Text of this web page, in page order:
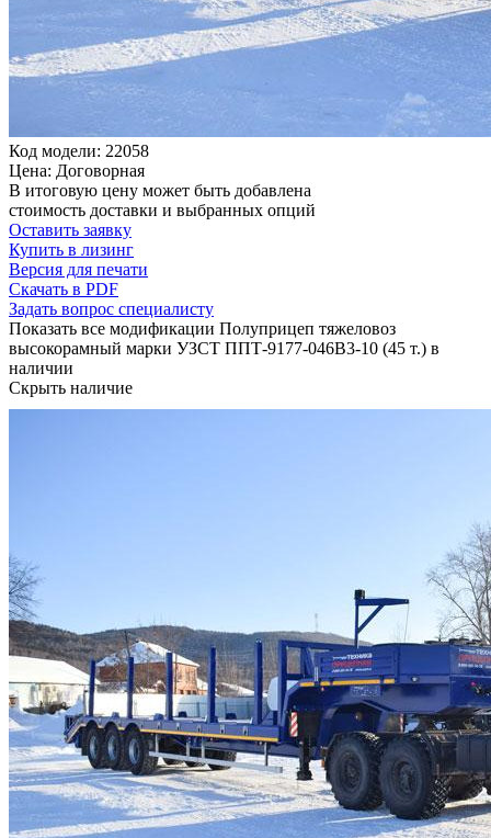
Код модели: 22058
Цена: Договорная
В итоговую цену может быть добавлена
стоимость доставки и выбранных опций
Оставить заявку
Купить в лизинг
Версия для печати
Скачать в PDF
Задать вопрос специалисту
Показать все модификации Полуприцеп тяжеловоз
высокорамный марки УЗСТ ППТ-9177-046В3-10 (45 т.) в
наличии
Скрыть наличие